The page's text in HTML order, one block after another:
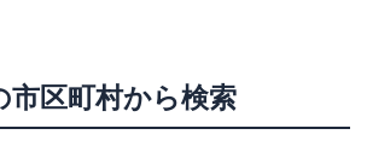
市区町村から検索